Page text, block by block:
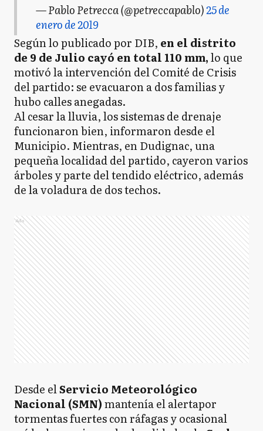
— Pablo Petrecca (@petreccapablo)25 de
enero de 2019
Según lo publicado por DIB, en el distrito
de 9 de Julio cayó en total 110 mm,lo que
motivó la intervención del Comité de Crisis
del partido: se evacuaron a dos familias y
hubo calles anegadas.
Al cesar la lluvia, los sistemas de drenaje
funcionaron bien, informaron desde el
Municipio. Mientras, en Dudignac, una
pequeña localidad del partido, cayeron varios
árboles y parte del tendido eléctrico, además
de la voladura de dos techos.
Ads
Desde elServicio Meteorológico
Nacional (SMN)mantenía el alertapor
tormentas fuertes con ráfagas y ocasional